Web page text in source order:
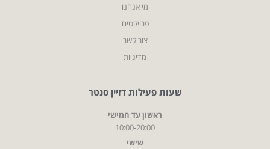
מי אנחנו
פרויקטים
צור קשר
מדיניות
שעות פעילות דזיין סנטר
ראשון עד חמישי
10:00-20:00
שישי